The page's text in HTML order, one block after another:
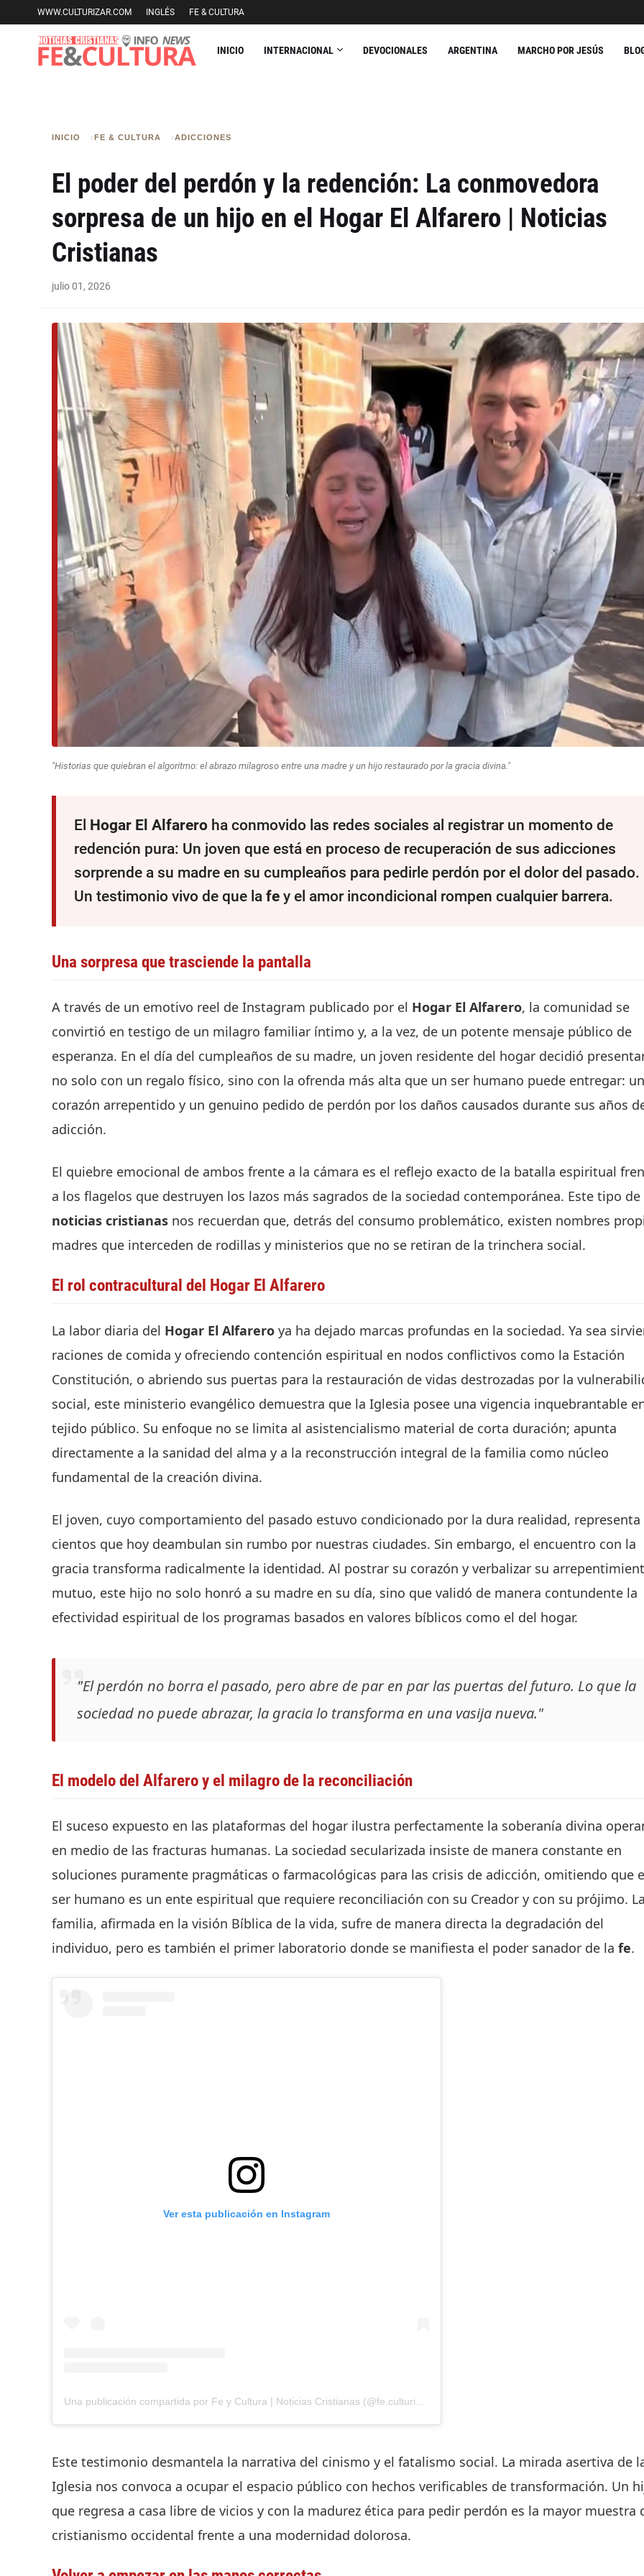
WWW.CULTURIZAR.COM INGLÉS FE & CULTURA
INICIO INTERNACIONAL DEVOCIONALES ARGENTINA MARCHO POR JESÚS
INICIO FE & CULTURA ADICCIONES
El poder del perdón y la redención: La conmovedora
sorpresa de un hijo en el Hogar El Alfarero | Noticias
Cristianas
julio 01, 2026
"Historias que quiebran el algoritmo: el abrazo milagroso entre una madre y un hijo restaurado por la gracia divina."
El Hogar El Alfarero ha conmovido las redes sociales al registrar un momento de
redención pura: Un joven que está en proceso de recuperación de sus adicciones
sorprende a su madre en su cumpleaños para pedirle perdón por el dolor del pasado.
Un testimonio vivo de que la fe y el amor incondicional rompen cualquier barrera.
Una sorpresa que trasciende la pantalla
A través de un emotivo reel de Instagram publicado por el Hogar El Alfarero, la comunidad se
convirtió en testigo de un milagro familiar íntimo y, a la vez, de un potente mensaje público de
esperanza. En el día del cumpleaños de su madre, un joven residente del hogar decidió
no solo con un regalo físico, sino con la ofrenda más alta que un ser humano puede entregar: un
corazón arrepentido y un genuino pedido de perdón por los daños causados durante sus años
adicción.
El quiebre emocional de ambos frente a la cámara es el reflejo exacto de la batalla espiritual
a los flagelos que destruyen los lazos más sagrados de la sociedad contemporánea. Este tipo de
noticias cristianas nos recuerdan que, detrás del consumo problemático, existen nombres
madres que interceden de rodillas y ministerios que no se retiran de la trinchera social.
El rol contracultural del Hogar El Alfarero
La labor diaria del Hogar El Alfarero ya ha dejado marcas profundas en la sociedad. Ya sea
raciones de comida y ofreciendo contención espiritual en nodos conflictivos como la Estación
Constitución, o abriendo sus puertas para la restauración de vidas destrozadas por la
social, este ministerio evangélico demuestra que la Iglesia posee una vigencia inquebrantable
tejido público. Su enfoque no se limita al asistencialismo material de corta duración; apunta
directamente a la sanidad del alma y a la reconstrucción integral de la familia como núcleo
fundamental de la creación divina.
El joven, cuyo comportamiento del pasado estuvo condicionado por la dura realidad, representa
cientos que hoy deambulan sin rumbo por nuestras ciudades. Sin embargo, el encuentro con la
gracia transforma radicalmente la identidad. Al postrar su corazón y verbalizar su
mutuo, este hijo no solo honró a su madre en su día, sino que validó de manera contundente la
efectividad espiritual de los programas basados en valores bíblicos como el del hogar.
"El perdón no borra el pasado, pero abre de par en par las puertas del futuro. Lo que la
sociedad no puede abrazar, la gracia lo transforma en una vasija nueva."
El modelo del Alfarero y el milagro de la reconciliación
El suceso expuesto en las plataformas del hogar ilustra perfectamente la soberanía divina
en medio de las fracturas humanas. La sociedad secularizada insiste de manera constante en
soluciones puramente pragmáticas o farmacológicas para las crisis de adicción, omitiendo que
ser humano es un ente espiritual que requiere reconciliación con su Creador y con su prójimo. La
familia, afirmada en la visión Bíblica de la vida, sufre de manera directa la degradación del
individuo, pero es también el primer laboratorio donde se manifiesta el poder sanador de la fe.
Ver esta publicación en Instagram
Una publicación compartida por Fe y Cultura | Noticias Cristianas (@fe.culturizar)
Este testimonio desmantela la narrativa del cinismo y el fatalismo social. La mirada asertiva de
Iglesia nos convoca a ocupar el espacio público con hechos verificables de transformación. Un
que regresa a casa libre de vicios y con la madurez ética para pedir perdón es la mayor muestra
cristianismo occidental frente a una modernidad dolorosa.